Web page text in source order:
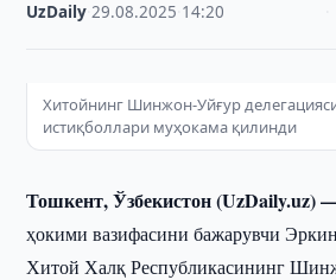
UzDaily ·29.08.2025 14:20
Хитойнинг Шинжон-Уйғур
истиқболлари муҳокама қилинди
Тошкент, Ўзбекистон (UzDaily.uz)
ҳокими вазифасини бажарувчи
Хитой Халқ Республикасининг